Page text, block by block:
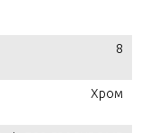
8
Хром